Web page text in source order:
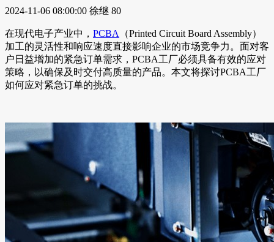
2024-11-06 08:00:00 徐继 80
在现代电子产业中， PCBA
（Printed Circuit Board Assembly）
加工的灵活性和响应速度直接影响企业的市场竞争力。面对客
户日益增加的紧急订单需求，PCBA工厂必须具备有效的应对
策略，以确保及时交付高质量的产品。本文将探讨PCBA工厂
如何应对紧急订单的挑战。